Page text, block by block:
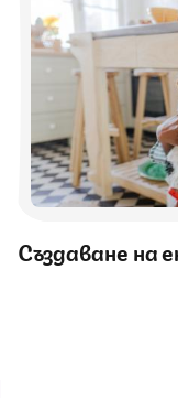
Създаване на